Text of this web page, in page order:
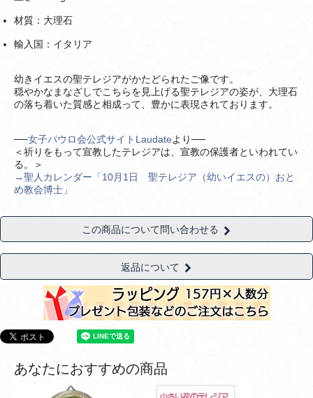
材質：大理石
輸入国：イタリア
幼きイエスの聖テレジアがかたどられたご像です。
穏やかなまなざしでこちらを見上げる聖テレジアの姿が、大理石
の落ち着いた質感と相成って、豊かに表現されております。
──女子パウロ会公式サイトLaudateより──
＜祈りをもって宣教したテレジアは、宣教の保護者といわれてい
る。＞
→聖人カレンダー「10月1日 聖テレジア（幼いイエスの）おと
め教会博士」
この商品について問い合わせる
返品について
あなたにおすすめの商品